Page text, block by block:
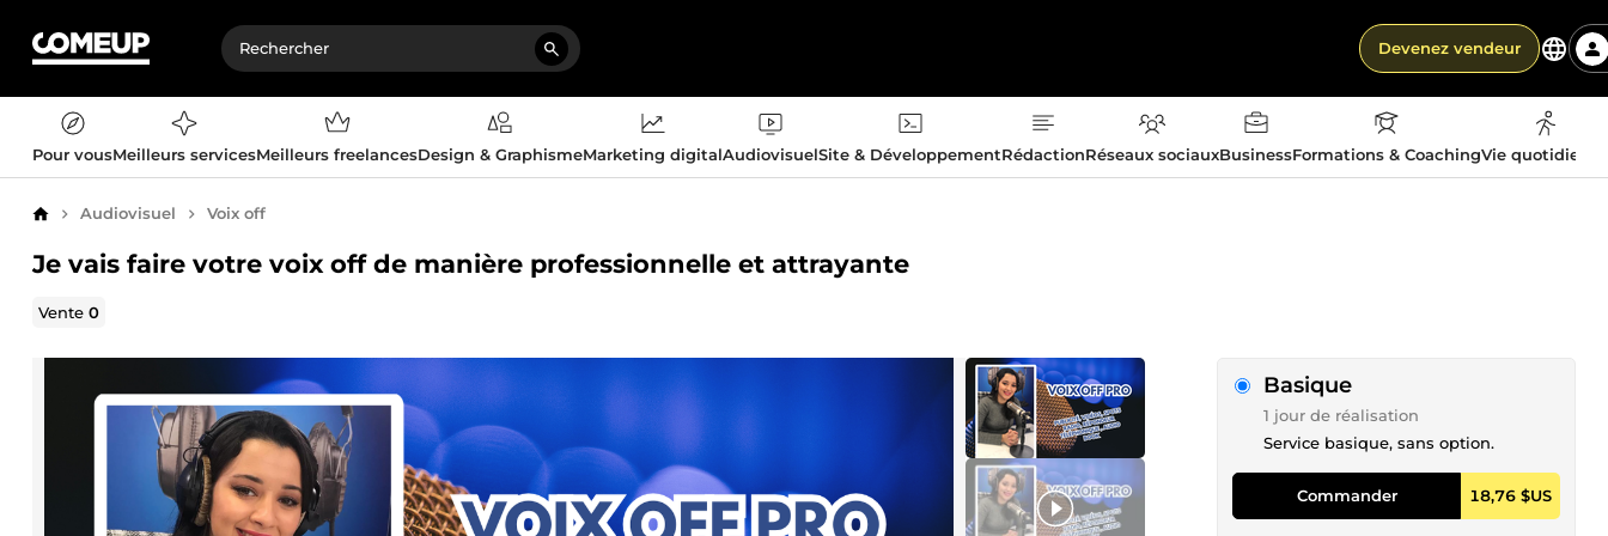
Devenez vendeur
Pour vousMeilleurs servicesMeilleurs freelancesDesign & GraphismeMarketing digitalAudiovisuelSite & DéveloppementRédactionRéseaux sociauxBusinessFormations & CoachingVie
AccueilAudiovisuel Voix off
Je vais faire votre voix off de manière professionnelle et attrayante
Vente0
Basique
1 jour de réalisation
Service basique, sans option.
Commander 18,76 $US